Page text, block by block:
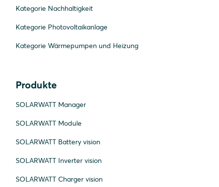
Kategorie Nachhaltigkeit
Kategorie Photovoltaikanlage
Kategorie Wärmepumpen und Heizung
Produkte
SOLARWATT Manager
SOLARWATT Module
SOLARWATT Battery vision
SOLARWATT Inverter vision
SOLARWATT Charger vision